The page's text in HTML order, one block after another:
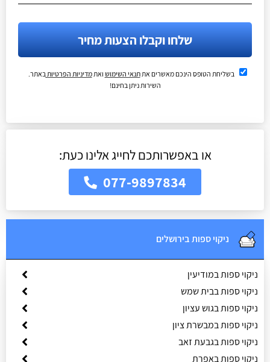
שלחו וקבלו הצעות מחיר
בשליחת הטופס הינכם מאשרים אתתנאי השימוש ואתמדיניות הפרטיותבאתר.
השירות ניתן בחינם!
או באפשרותכם לחייג אלינו כעת:
077-9897834
ניקוי ספות בירושלים
ניקוי ספות במודיעין
ניקוי ספות בבית שמש
ניקוי ספות בגוש עציון
ניקוי ספות במבשרת ציון
ניקוי ספות בגבעת זאב
ניקוי ספות באפרת